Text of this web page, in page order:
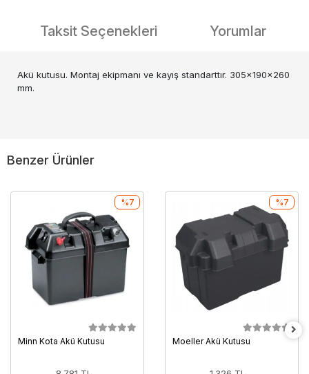
Taksit Seçenekleri Yorumlar
Akü kutusu. Montaj ekipmanı ve kayış standarttır. 305x190x260
mm.
Benzer Ürünler
Minn Kota Akü Kutusu
%7
Moeller Akü Kutusu
%7